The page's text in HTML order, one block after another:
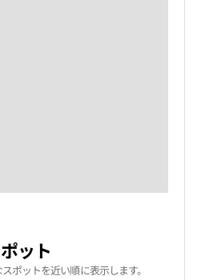
ット
ポットを近い順に表示します。